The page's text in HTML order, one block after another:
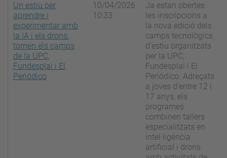
Un estiu per
aprendre i
experimentar amb
la IA i els drons:
tornen els camps
de la UPC,
Fundesplai i El
Periódico
10/04/2026
10:33
Ja estan obertes
les inscripcions a
la nova edició dels
camps tecnològics
d’estiu organitzats
per la UPC,
Fundesplai i El
Periódico. Adreçats
a joves d’entre 12 i
17 anys, els
programes
combinen tallers
especialitzats en
intel·ligència
artificial i drons